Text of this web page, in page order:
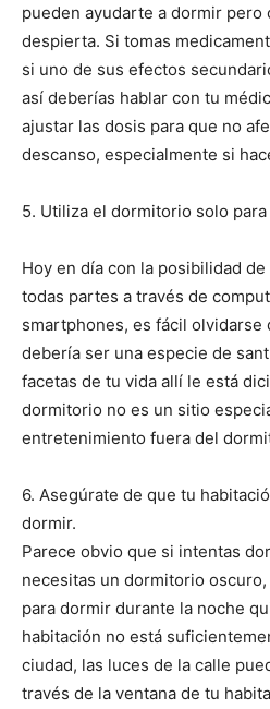
pueden ayudarte a dormir
despierta. Si tomas
si uno de sus efectos
así deberías hablar con tu
ajustar las dosis para que no
descanso, especialmente si
5. Utiliza el dormitorio solo
Hoy en día con la posibilidad
todas partes a través de
smartphones, es fácil
debería ser una especie de
facetas de tu vida allí le está
dormitorio no es un sitio
entretenimiento fuera del
6. Asegúrate de que tu
dormir.
Parece obvio que si intentas
necesitas un dormitorio
para dormir durante la noche
habitación no está
ciudad, las luces de la calle
través de la ventana de tu